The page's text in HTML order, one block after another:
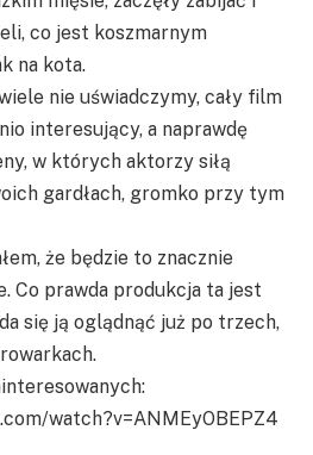
co jest koszmarnym
na kota.
nie uświadczymy, cały film
interesujący, a naprawdę
w których aktorzy siłą
gardłach, gromko przy tym
że będzie to znacznie
Co prawda produkcja ta jest
się ją oglądnąć już po trzech,
watch?v=ANMEyOBEPZ4